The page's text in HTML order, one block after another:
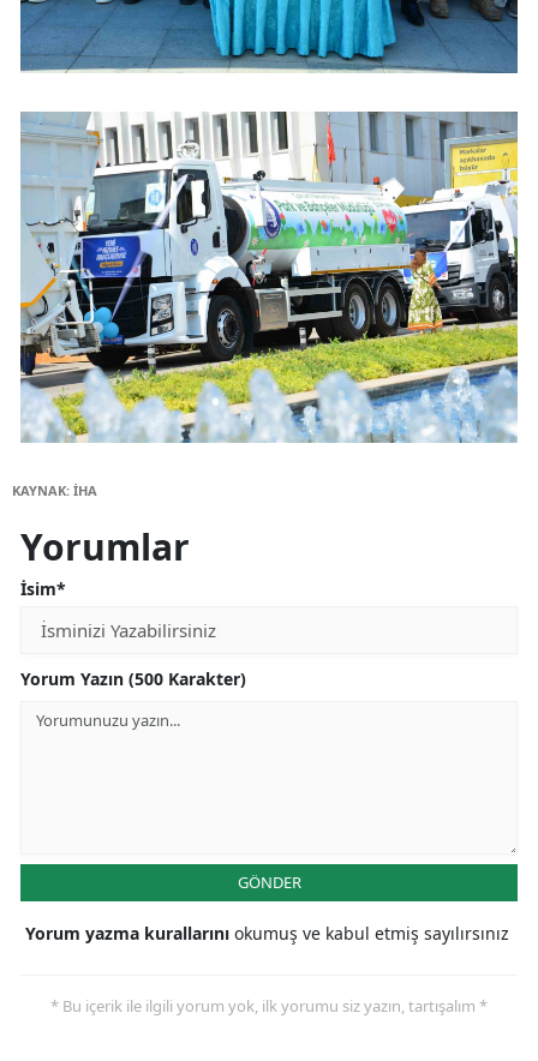
KAYNAK: İHA
Yorumlar
İsim*
Yorum Yazın (500 Karakter)
GÖNDER
Yorum yazma kurallarını okumuş ve kabul etmiş sayılırsınız
* Bu içerik ile ilgili yorum yok, ilk yorumu siz yazın, tartışalım *